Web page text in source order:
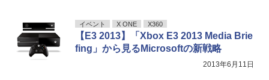
イベント X ONE X360
【E3 2013】「Xbox E3 2013 Media Brie
fing」から見るMicrosoftの新戦略
2013年6月11日